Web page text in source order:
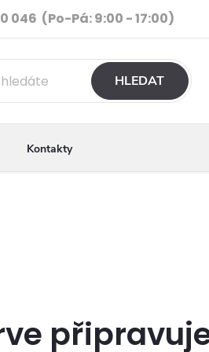
046 (Po-Pá: 9:00 - 17:00)
Výhody e-shopu Porovnání
HLEDAT
Kontakty